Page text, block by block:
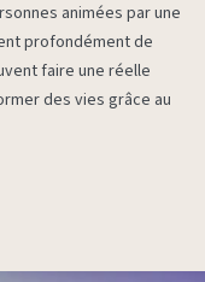
animées par une
profondément de
faire une réelle
des vies grâce au